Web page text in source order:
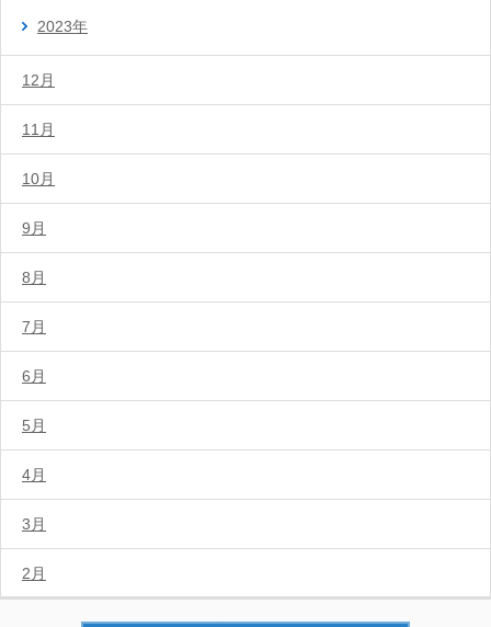
2023年
12月
11月
10月
9月
8月
7月
6月
5月
4月
3月
2月